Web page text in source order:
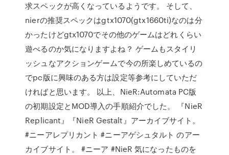
求スペックが高くなっているようです。 そして、
nierの推奨スペックはgtx1070(gtx1660ti)なのは分
かったけどgtx1070でその他のゲームはどれくらい
遊べるのか気になりますよね？ ゲームもスタイリ
ッシュなアクションゲームで今の所楽しめているの
でpc版に興味のある方は設定等参考にしていただ
ければと思います。 以上、NieR:Automata PC版
の初期設定とMOD導入の手順紹介でした。 『NieR
Replicant』『NieR Gestalt』アーカイブサイト。
#ニーアレプリカント #ニーアゲシュタルト のアー
カイブサイト。 #ニーア #NieR 気になったものを